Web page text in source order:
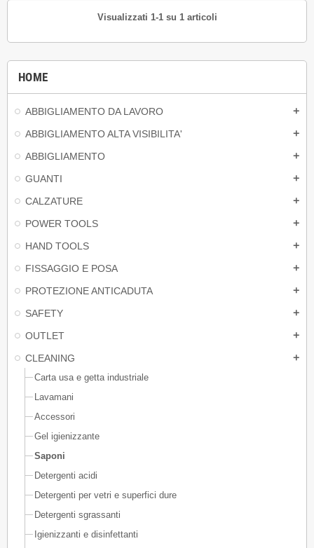
HOME
ABBIGLIAMENTO DA LAVORO add
ABBIGLIAMENTO ALTA VISIBILITA' add
ABBIGLIAMENTO add
GUANTI add
CALZATURE add
POWER TOOLS add
HAND TOOLS add
FISSAGGIO E POSA add
PROTEZIONE ANTICADUTA add
SAFETY add
OUTLET add
CLEANING add
Carta usa e getta industriale
Lavamani
Accessori
Gel igienizzante
Saponi
Detergenti acidi
Detergenti per vetri e superfici dure
Detergenti sgrassanti
Igienizzanti e disinfettanti
Visualizzati 1-1 su 1 articoli